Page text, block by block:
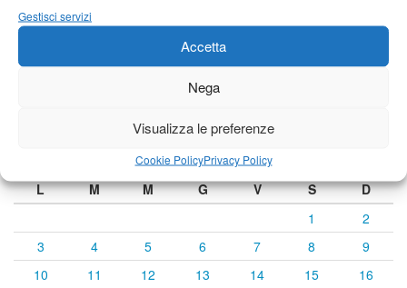
Gestisci servizi
Accetta
Nega
Visualizza le preferenze
Cookie PolicyPrivacy Policy
Calendario eventi
Agosto 2026
L
M M G V S
D
1
2
3
4 5 6 7 8
9
10
11 12 13 14 15
16